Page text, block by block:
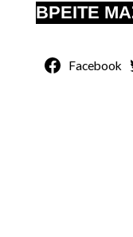
ΒΡΕΙΤΕ
Facebook